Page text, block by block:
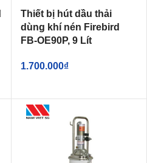
Thiết bị hút dầu thải
dùng khí nén Firebird
FB-OE90P, 9 Lít
1.700.000₫